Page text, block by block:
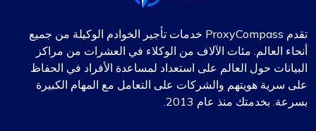
تقدم ProxyCompass خدمات تأجير الخوادم الوكيلة من جميع
أنحاء العالم. مئات الآلاف من الوكلاء في العشرات من مراكز
البيانات حول العالم على استعداد لمساعدة الأفراد في الحفاظ
على سرية هويتهم والشركات على التعامل مع المهام الكبيرة
بسرعة. بخدمتك منذ عام 2013.